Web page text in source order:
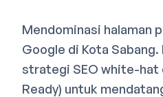
Mendominasi halaman
Google di Kota Sabang.
strategi SEO white-hat
Ready) untuk